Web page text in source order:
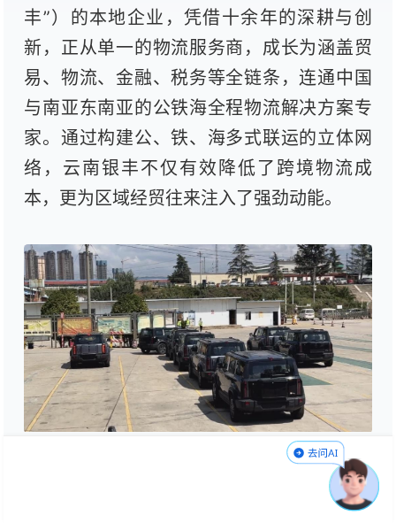
丰”）的本地企业，凭借十余年的深耕与创
新，正从单一的物流服务商，成长为涵盖贸
易、物流、金融、税务等全链条，连通中国
与南亚东南亚的公铁海全程物流解决方案专
家。通过构建公、铁、海多式联运的立体网
络，云南银丰不仅有效降低了跨境物流成
本，更为区域经贸往来注入了强劲动能。